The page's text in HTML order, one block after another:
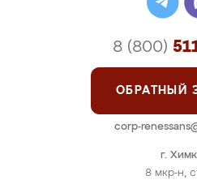
г.
8 мкр-н,
8 (800)
ОБРАТНЫЙ
corp-